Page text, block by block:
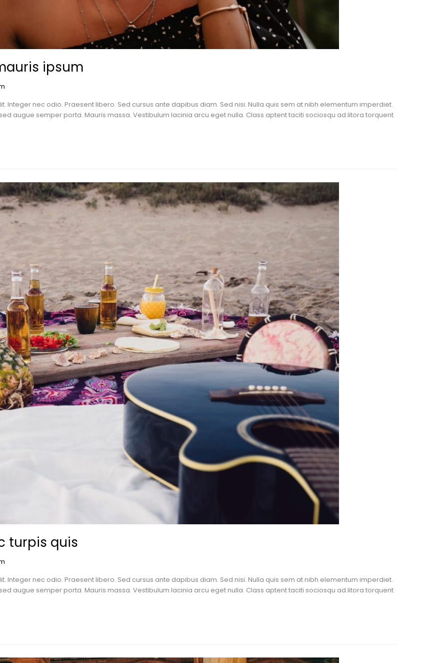
ipsum
Integer nec odio. Praesent libero. Sed cursus ante dapibus diam. Sed nisi. Nulla quis sem at nibh elementum imperdiet.
augue semper porta. Mauris massa. Vestibulum lacinia arcu eget nulla. Class aptent taciti sociosqu ad litora torquent
turpis quis
Integer nec odio. Praesent libero. Sed cursus ante dapibus diam. Sed nisi. Nulla quis sem at nibh elementum imperdiet.
augue semper porta. Mauris massa. Vestibulum lacinia arcu eget nulla. Class aptent taciti sociosqu ad litora torquent